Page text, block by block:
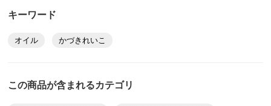
キーワード
オイル かづきれいこ
この商品が含まれるカテゴリ